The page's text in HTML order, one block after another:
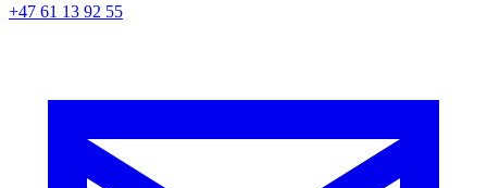
+47 61 13 92 55